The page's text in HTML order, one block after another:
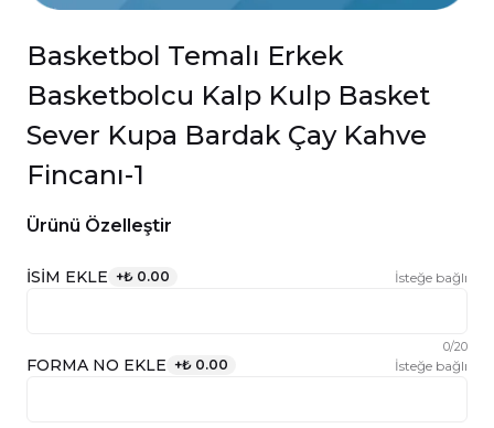
Basketbol Temalı Erkek
Basketbolcu Kalp Kulp Basket
Sever Kupa Bardak Çay Kahve
Fincanı-1
Ürünü Özelleştir
İSİM EKLE +₺ 0.00 İsteğe bağlı
0/20
FORMA NO EKLE +₺ 0.00 İsteğe bağlı